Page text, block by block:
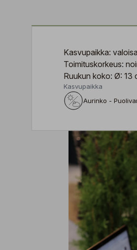
Kasvupaikka: valoisa
Toimituskorkeus:
Ruukun koko: Ø: 13
Kasvupaikka
Aurinko -